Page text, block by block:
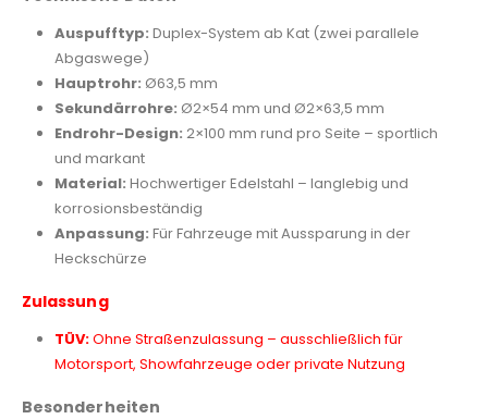
Auspufftyp: Duplex-System ab Kat (zwei parallele
Abgaswege)
Hauptrohr: Ø63,5 mm
Sekundärrohre: Ø2×54 mm und Ø2×63,5 mm
Endrohr-Design: 2×100 mm rund pro Seite – sportlich
und markant
Material: Hochwertiger Edelstahl – langlebig und
korrosionsbeständig
Anpassung: Für Fahrzeuge mit Aussparung in der
Heckschürze
Zulassung
TÜV:Ohne Straßenzulassung – ausschließlich für
Motorsport, Showfahrzeuge oder private Nutzung
Besonderheiten